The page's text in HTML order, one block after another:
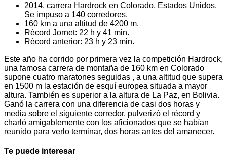
2014, carrera Hardrock en Colorado, Estados Unidos.
Se impuso a 140 corredores.
160 km a una altitud de 4200 m.
Récord Jornet: 22 h y 41 min.
Récord anterior: 23 h y 23 min.
Este año ha corrido por primera vez la competición Hardrock,
una famosa carrera de montaña de 160 km en Colorado
supone cuatro maratones seguidas , a una altitud que supera
en 1500 m la estación de esquí europea situada a mayor
altura. También es superior a la altura de La Paz, en Bolivia.
Ganó la carrera con una diferencia de casi dos horas y
media sobre el siguiente corredor, pulverizó el récord y
charló amigablemente con los aficionados que se habían
reunido para verlo terminar, dos horas antes del amanecer.
Te puede interesar